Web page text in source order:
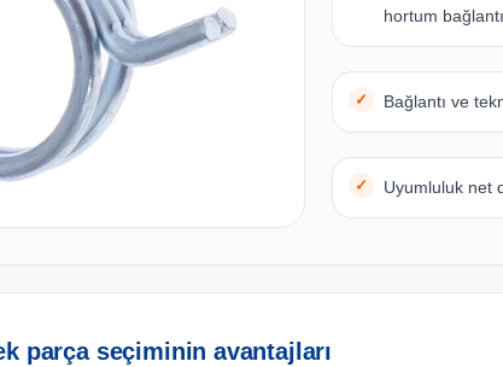
hortum
Bağlantı ve
Uyumluluk net
parça seçiminin avantajları